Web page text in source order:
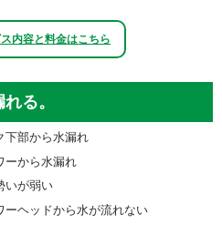
内容と料金はこちら
る。
下部から水漏れ
ーから水漏れ
いが弱い
ーヘッドから水が流れない